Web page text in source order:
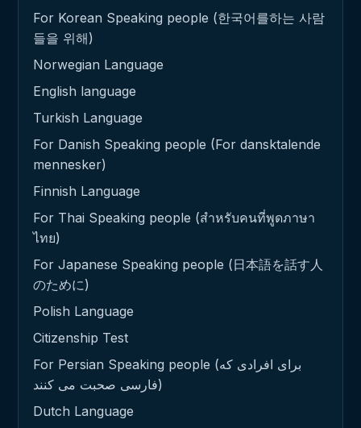
For Korean Speaking people (한국어를하는 사람
들을 위해)
Norwegian Language
English language
Turkish Language
For Danish Speaking people (For dansktalende
mennesker)
Finnish Language
For Thai Speaking people (สำหรับคนที่พูดภาษา
ไทย)
For Japanese Speaking people (日本語を話す人
のために)
Polish Language
Citizenship Test
For Persian Speaking people (برای افرادی که
فارسی صحبت می کنند)
Dutch Language